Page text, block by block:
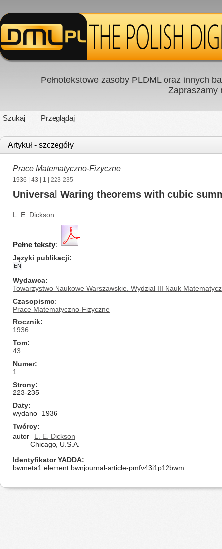
Pełnotekstowe zasoby PLDML oraz innych
Zapraszamy
Szukaj Przeglądaj
Artykuł - szczegóły
Prace Matematyczno-Fizyczne
1936 43 1 | 223-235
Universal Waring theorems with cubic
L. E. Dickson
Pełne teksty:
Języki publikacji
EN
Wydawca
Towarzystwo Naukowe Warszawskie. Wydział III Nauk
Czasopismo
Prace Matematyczno-Fizyczne
Rocznik
1936
Tom
43
Numer
1
Strony
223-235
Daty
wydano
1936
Twórcy
autor
L. E. Dickson
Chicago, U.S.A.
Identyfikator YADDA
bwmeta1.element.bwnjournal-article-pmfv43i1p12bwm